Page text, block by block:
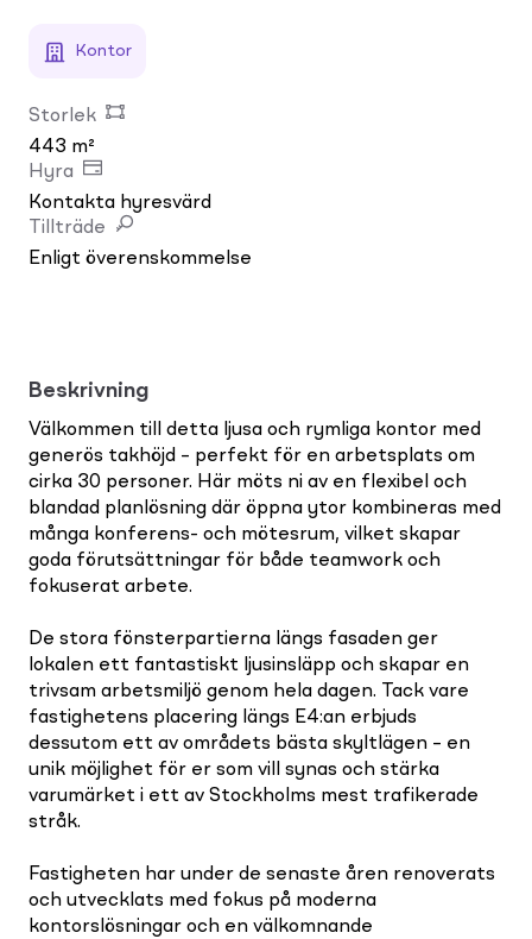
Kontor
Storlek
443 m²
Hyra
Kontakta hyresvärd
Tillträde
Enligt överenskommelse
Beskrivning
Välkommen till detta ljusa och rymliga kontor med
generös takhöjd – perfekt för en arbetsplats om
cirka 30 personer. Här möts ni av en flexibel och
blandad planlösning där öppna ytor kombineras med
många konferens- och mötesrum, vilket skapar
goda förutsättningar för både teamwork och
fokuserat arbete.
De stora fönsterpartierna längs fasaden ger
lokalen ett fantastiskt ljusinsläpp och skapar en
trivsam arbetsmiljö genom hela dagen. Tack vare
fastighetens placering längs E4:an erbjuds
dessutom ett av områdets bästa skyltlägen – en
unik möjlighet för er som vill synas och stärka
varumärket i ett av Stockholms mest trafikerade
stråk.
Fastigheten har under de senaste åren renoverats
och utvecklats med fokus på moderna
kontorslösningar och en välkomnande